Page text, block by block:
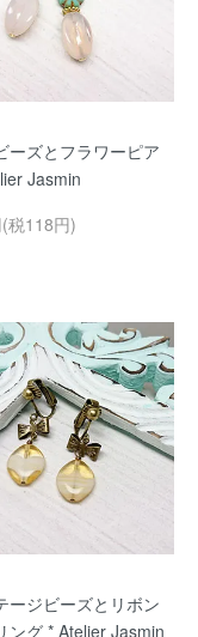
ーズとフラワーピア
Jasmin
税118円)
ージビーズとリボン
ング * Atelier Jasmin